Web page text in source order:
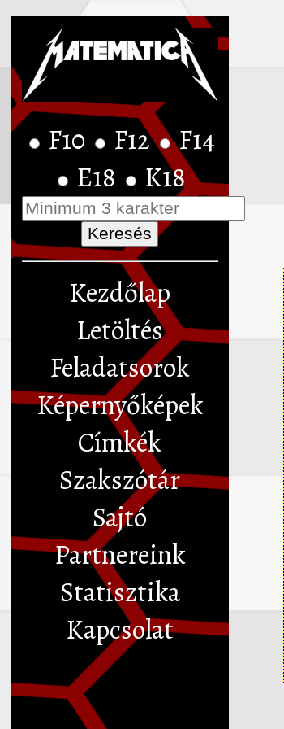
F10 F12
F14
E18
K18
Kezdőlap
Letöltés
Feladatsorok
Képernyőképek
Címkék
Szakszótár
Sajtó
Partnereink
Statisztika
Kapcsolat